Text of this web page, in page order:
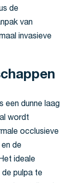
de
van
invasieve
een dunne laag
wordt
occlusieve
en de
ideale
pulpa te